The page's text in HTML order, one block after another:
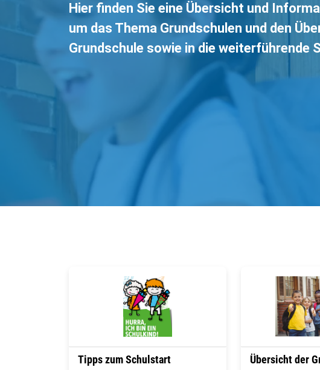
Hier finden Sie eine Übersicht und
um das Thema Grundschulen und den
Grundschule sowie in die weiterführende
Tipps zum Schulstart Übersicht der